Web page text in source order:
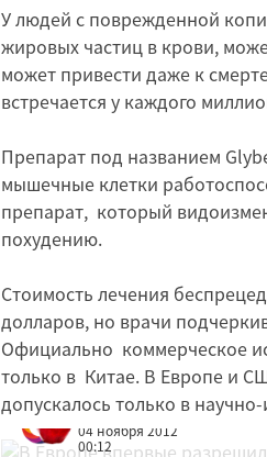
У людей с поврежденной
жировых частиц в крови,
может привести даже к
встречается у каждого
Препарат под названием
мышечные клетки
препарат, который
похудению.
Стоимость лечения
долларов, но врачи
Официально коммерческое
только в Китае. В Европе и
допускалось только в
Редакция
04 ноября 2012
00:12